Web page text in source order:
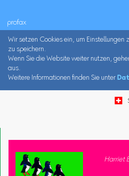
profax
Wir setzen Cookies ein, um Einstellungen
zu speichern.
Wenn Sie die Website weiter nutzen,
aus.
Weitere Informationen finden Sie unter
Harriet